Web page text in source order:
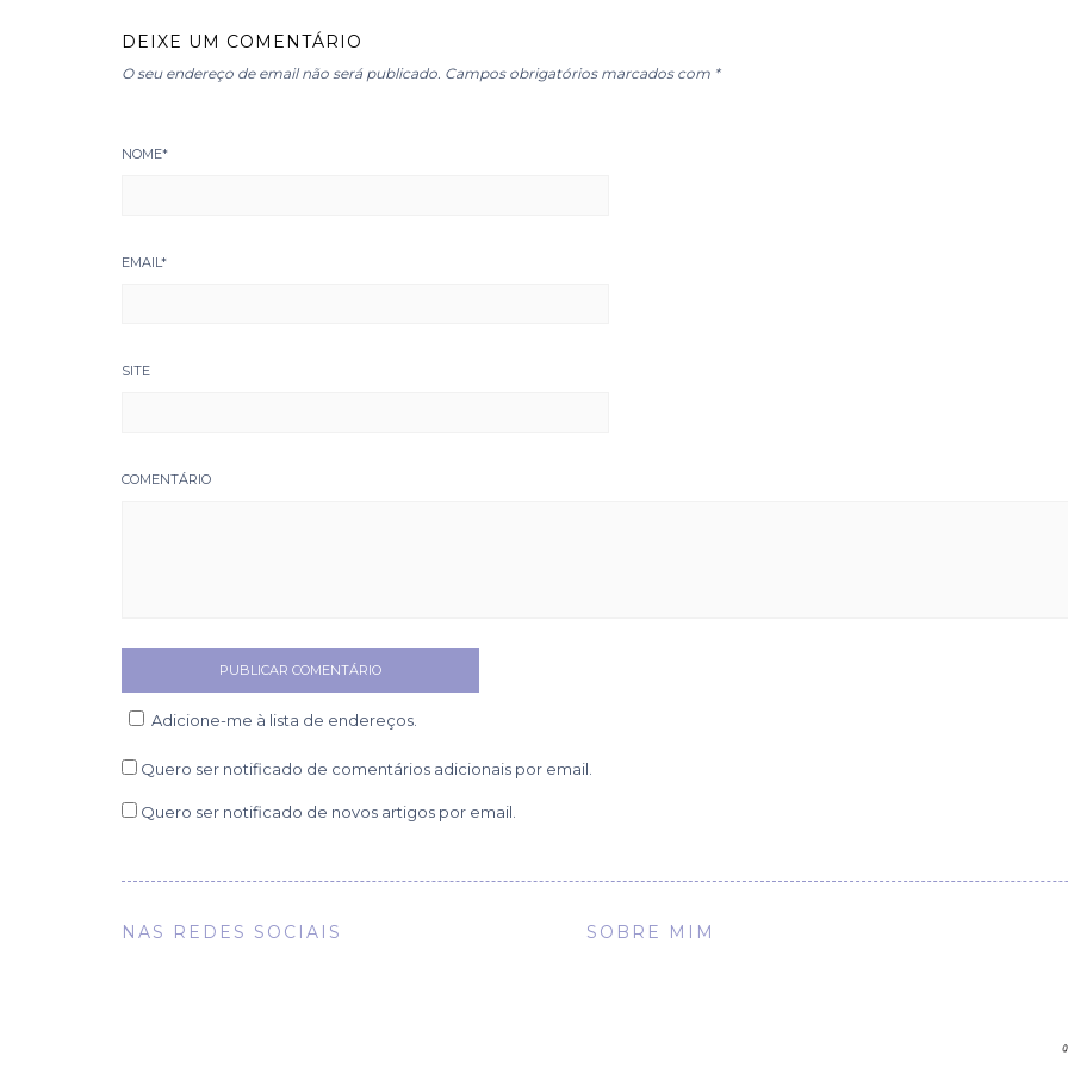
DEIXE UM COMENTÁRIO
O seu endereço de email não será publicado. Campos obrigatórios marcados com *
NOME*
EMAIL *
SITE
COMENTÁRIO
Adicione-me à lista de endereços.
Quero ser notificado de comentários adicionais por email.
Quero ser notificado de novos artigos por email.
NAS REDES SOCIAIS SOBRE MIM